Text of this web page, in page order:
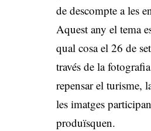
de descompte a les
Aquest any el tema
qual cosa el 26 de
través de la
repensar el turisme,
les imatges
produïsquen.